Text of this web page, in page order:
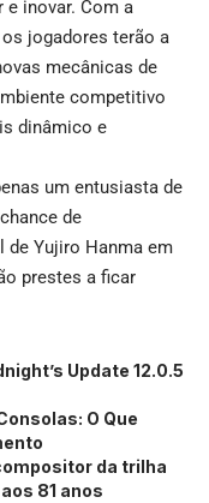
e inovar. Com a
os jogadores terão a
mecânicas de
competitivo
dinâmico e
um entusiasta de
de
de Yujiro Hanma em
prestes a ficar
Update 12.0.5
O Que
da trilha
81 anos